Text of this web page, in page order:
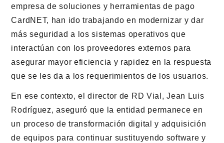
empresa de soluciones y herramientas de pago
CardNET, han ido trabajando en modernizar y dar
más seguridad a los sistemas operativos que
interactúan con los proveedores externos para
asegurar mayor eficiencia y rapidez en la respuesta
que se les da a los requerimientos de los usuarios.
En ese contexto, el director de RD Vial, Jean Luis
Rodríguez, aseguró que la entidad permanece en
un proceso de transformación digital y adquisición
de equipos para continuar sustituyendo software y